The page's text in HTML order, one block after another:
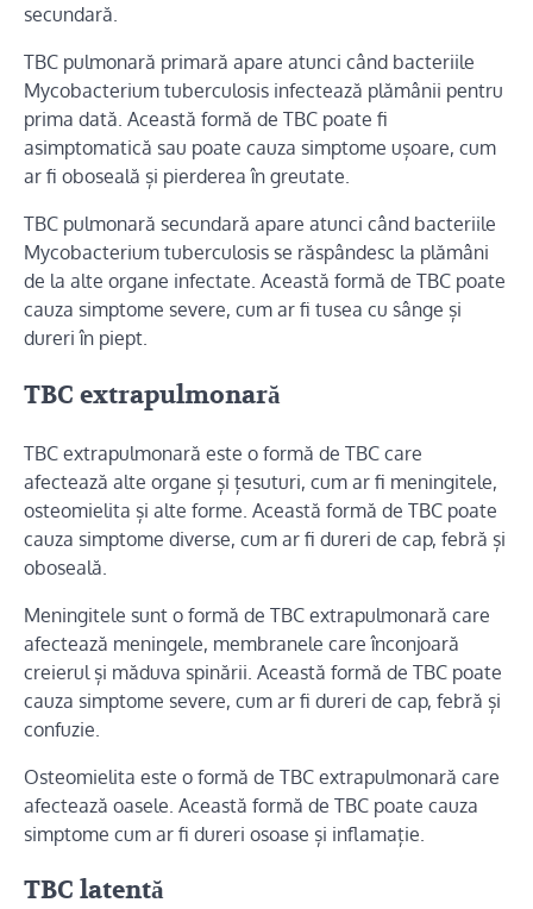
secundară.
TBC pulmonară primară apare atunci când bacteriile
Mycobacterium tuberculosis infectează plămânii pentru
prima dată. Această formă de TBC poate fi
asimptomatică sau poate cauza simptome ușoare, cum
ar fi oboseală și pierderea în greutate.
TBC pulmonară secundară apare atunci când bacteriile
Mycobacterium tuberculosis se răspândesc la plămâni
de la alte organe infectate. Această formă de TBC poate
cauza simptome severe, cum ar fi tusea cu sânge și
dureri în piept.
TBC extrapulmonară
TBC extrapulmonară este o formă de TBC care
afectează alte organe și țesuturi, cum ar fi meningitele,
osteomielita și alte forme. Această formă de TBC poate
cauza simptome diverse, cum ar fi dureri de cap, febră și
oboseală.
Meningitele sunt o formă de TBC extrapulmonară care
afectează meningele, membranele care înconjoară
creierul și măduva spinării. Această formă de TBC poate
cauza simptome severe, cum ar fi dureri de cap, febră și
confuzie.
Osteomielita este o formă de TBC extrapulmonară care
afectează oasele. Această formă de TBC poate cauza
simptome cum ar fi dureri osoase și inflamație.
TBC latentă